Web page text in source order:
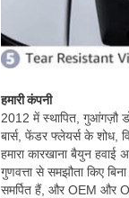
हमारी कंपनी
2012 में स्थापित, गुआंगज़ौ
बार्स, फेंडर फ्लेयर्स के
हमारा कारखाना बैयुन
गुणवत्ता से समझौता किए
समर्पित हैं, और OEM और